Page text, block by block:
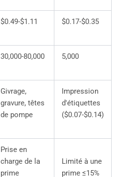
$0.49-$1.11 $0.17-$0.35
30,000-80,000 5,000
Givrage,
gravure, têtes
de pompe
Impression
d'étiquettes
($0.07-$0.14)
Prise en
charge de la
prime
Limité à une
prime ≤15%